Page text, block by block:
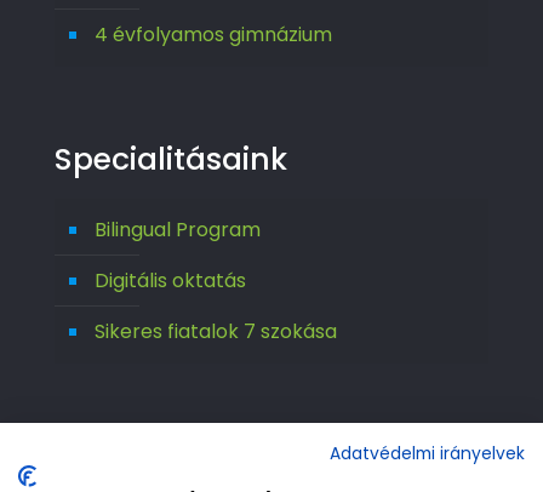
4 évfolyamos gimnázium
Specialitásaink
Bilingual Program
Digitális oktatás
Sikeres fiatalok 7 szokása
Adatvédelmi irányelvek